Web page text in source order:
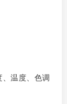
温度、色调